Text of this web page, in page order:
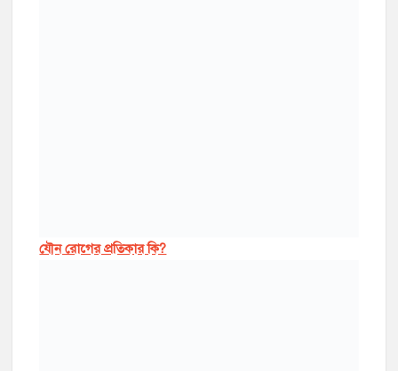
যৌন রোগের প্রতিকার কি?